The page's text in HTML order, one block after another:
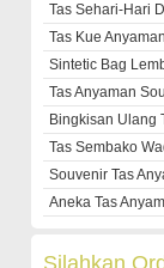
Tas Sehari-Hari
Tas Kue
Sintetic Bag
Tas Anyaman
Bingkisan Ulang
Tas Sembako
Souvenir Tas
Aneka Tas
Silahkan